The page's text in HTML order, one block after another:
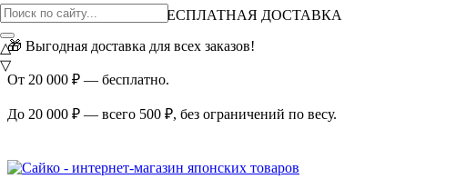
ВНИМАНИЕ АКЦИЯ!
БЕСПЛАТНАЯ ДОСТАВКА
🎁 Выгодная доставка для всех заказов!
От 20 000 ₽ — бесплатно.
До 20 000 ₽ — всего 500 ₽, без ограничений по весу.
△
▽